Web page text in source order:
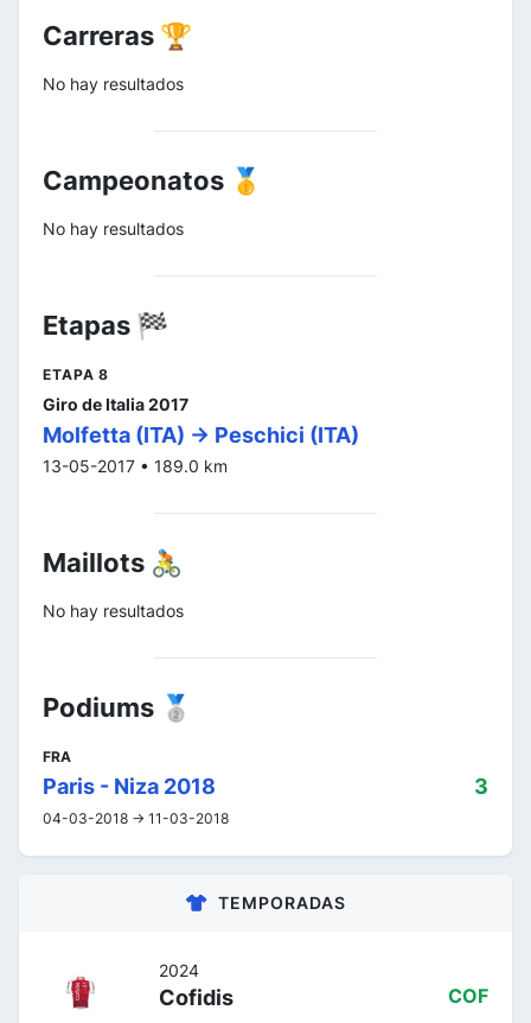
Carreras 🏆
No hay resultados
Campeonatos 🥇
No hay resultados
Etapas 🏁
ETAPA 8
Giro de Italia 2017
Molfetta (ITA) -> Peschici (ITA)
13-05-2017 • 189.0 km
Maillots 🚴
No hay resultados
Podiums 🥈
FRA
Paris - Niza 2018
04-03-2018 -> 11-03-2018
3
TEMPORADAS
2024
Cofidis COF